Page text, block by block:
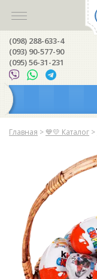
(098) 288-633-4
(093) 90-577-90
(095) 56-31-231
Главная > 💙💛 Каталог >